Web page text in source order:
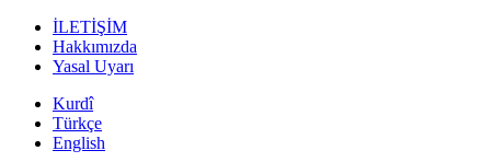
İLETİŞİM
Hakkımızda
Yasal Uyarı
Kurdî
Türkçe
English